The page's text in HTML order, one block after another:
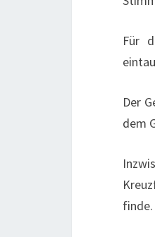
Für
Der
dem
finde.